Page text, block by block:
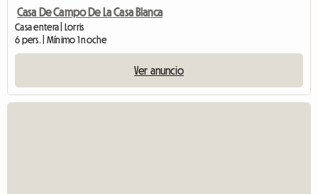
Casa De Campo De La Casa Blanca
Casa entera | Lorris
6 pers. | Mínimo 1 noche
Ver anuncio